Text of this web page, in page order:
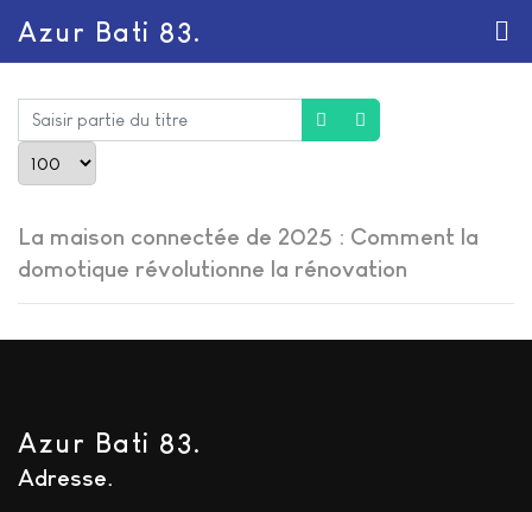
Azur Bati 83.
Saisir partie du titre
La maison connectée de 2025 : Comment la
domotique révolutionne la rénovation
Azur Bati 83.
Adresse